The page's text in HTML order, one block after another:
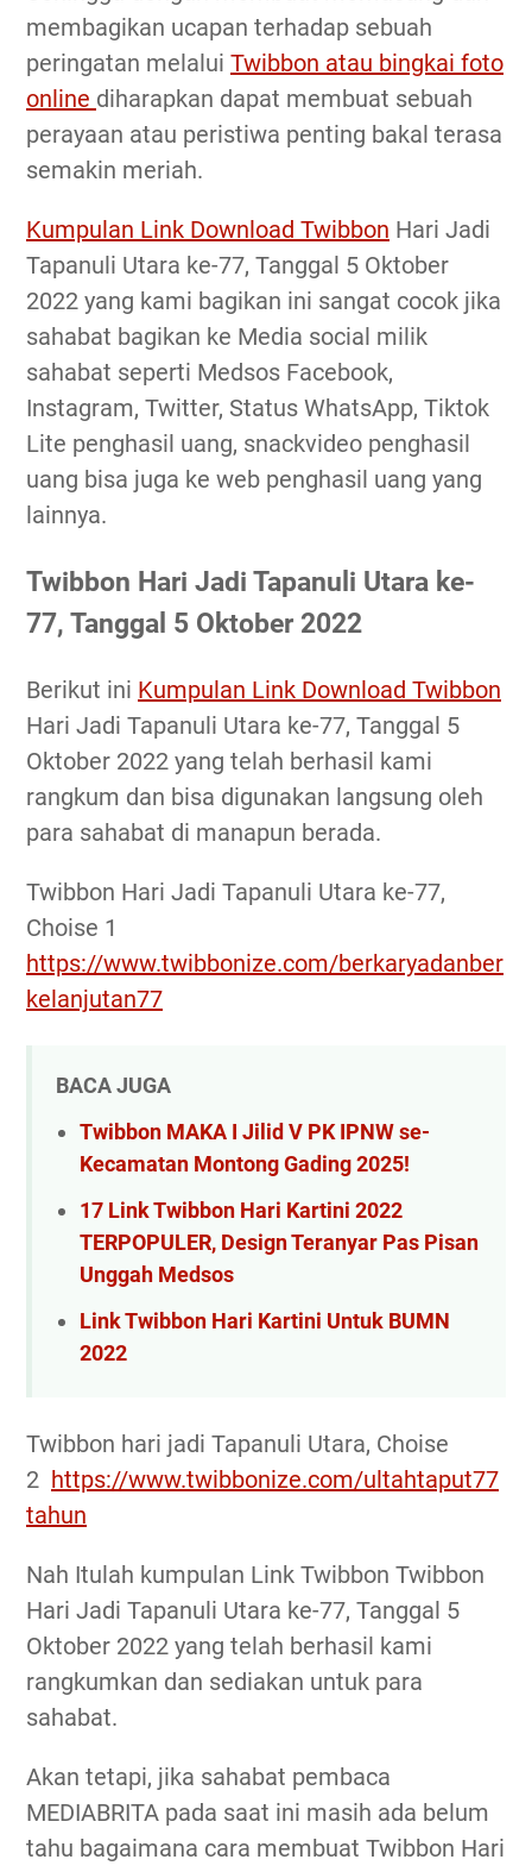
membagikan ucapan terhadap sebuah
peringatan melalui Twibbon atau bingkai foto
online diharapkan dapat membuat sebuah
perayaan atau peristiwa penting bakal terasa
semakin meriah.
Kumpulan Link Download Twibbon Hari Jadi
Tapanuli Utara ke-77, Tanggal 5 Oktober
2022 yang kami bagikan ini sangat cocok jika
sahabat bagikan ke Media social milik
sahabat seperti Medsos Facebook,
Instagram, Twitter, Status WhatsApp, Tiktok
Lite penghasil uang, snackvideo penghasil
uang bisa juga ke web penghasil uang yang
lainnya.
Twibbon Hari Jadi Tapanuli Utara ke-
77, Tanggal 5 Oktober 2022
Berikut ini Kumpulan Link Download Twibbon
Hari Jadi Tapanuli Utara ke-77, Tanggal 5
Oktober 2022 yang telah berhasil kami
rangkum dan bisa digunakan langsung oleh
para sahabat di manapun berada.
Twibbon Hari Jadi Tapanuli Utara ke-77,
Choise 1
https://www.twibbonize.com/berkaryadanber
kelanjutan77
BACA JUGA
Twibbon MAKA I Jilid V PK IPNW se-
Kecamatan Montong Gading 2025!
17 Link Twibbon Hari Kartini 2022
TERPOPULER, Design Teranyar Pas Pisan
Unggah Medsos
Link Twibbon Hari Kartini Untuk BUMN
2022
Twibbon hari jadi Tapanuli Utara, Choise
2 https://www.twibbonize.com/ultahtaput77
tahun
Nah Itulah kumpulan Link Twibbon Twibbon
Hari Jadi Tapanuli Utara ke-77, Tanggal 5
Oktober 2022 yang telah berhasil kami
rangkumkan dan sediakan untuk para
sahabat.
Akan tetapi, jika sahabat pembaca
MEDIABRITA pada saat ini masih ada belum
tahu bagaimana cara membuat Twibbon Hari